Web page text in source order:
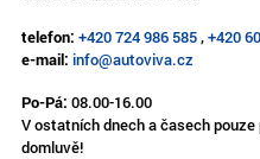
telefon: +420 724 986 585,+420
e-mail: info@autoviva.cz
Po-Pá: 08.00-16.00
V ostatních dnech a časech
domluvě!